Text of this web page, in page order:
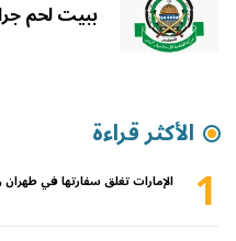
ببيت لحم
الأكثر قراءة
1 الإمارات تغلق سفارتها في